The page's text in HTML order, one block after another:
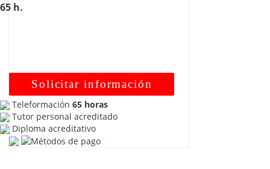
65 h.
Solicitar información
Teleformación65 horas
Tutor personal acreditado
Diploma acreditativo